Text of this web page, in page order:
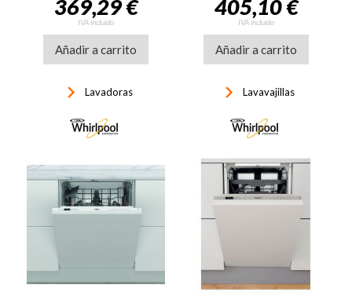
Sense, FreshCare+, Steam
Refresh Vapor, display
LED, blanco
369,29 €
IVA incluido
Añadir a carrito
keyboard_arrow_right Lavadoras
405,10 €
IVA incluido
Añadir a carrito
keyboard_arrow_right Lavavajillas